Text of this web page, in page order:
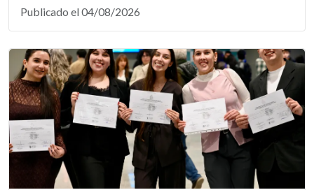
Publicado el 04/08/2026